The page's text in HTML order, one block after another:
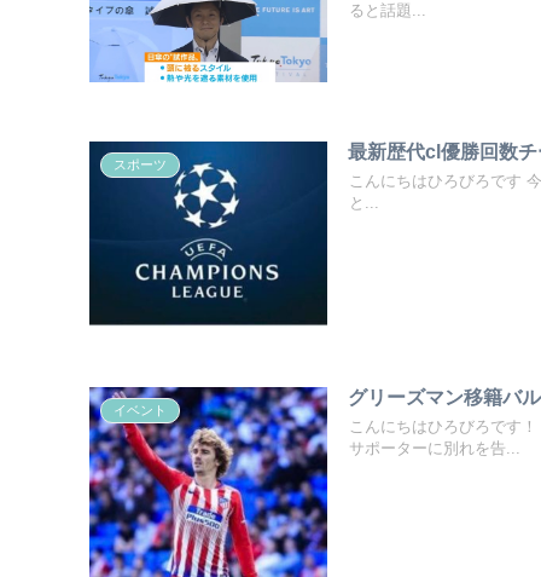
ると話題...
スポーツ
最新歴代cl優勝回数
こんにちはひろびろです
と...
イベント
グリーズマン移籍バ
こんにちはひろびろです
サポーターに別れを告...